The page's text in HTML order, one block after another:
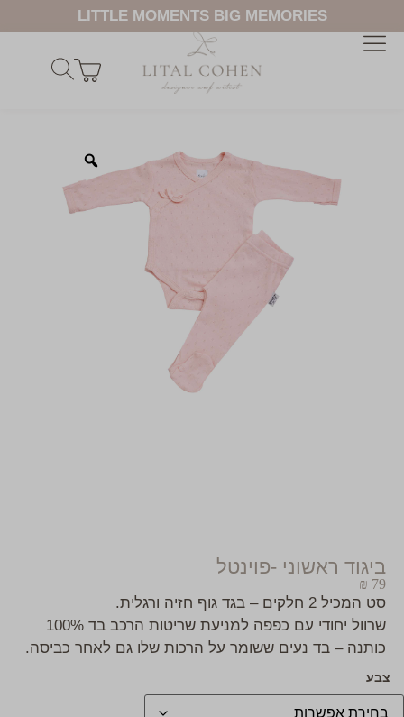
LITTLE MOMENTS BIG MEMORIES
ביגוד ראשוני -פוינטל
₪ 79
סט המכיל 2 חלקים – בגד גוף חזיה ורגלית.
שרוול יחודי עם כפפה למניעת שריטות הרכב בד 100%
כותנה – בד נעים ששומר על הרכות שלו גם לאחר כביסה.
צבע